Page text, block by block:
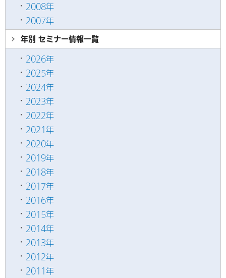
2008年
2007年
年別 セミナー情報一覧
2026年
2025年
2024年
2023年
2022年
2021年
2020年
2019年
2018年
2017年
2016年
2015年
2014年
2013年
2012年
2011年